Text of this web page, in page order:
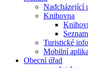
Nadcházející
Knihovna
Turistické
Mobilní
Obecní úřad